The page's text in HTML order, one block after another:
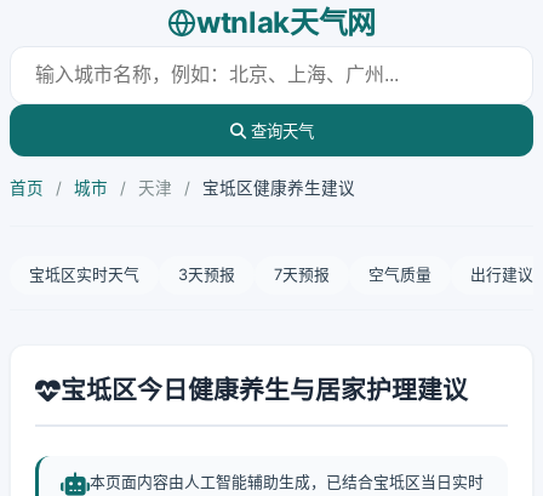
wtnlak天气网
查询天气
首页 / 城市 / 天津 / 宝坻区健康养生建议
宝坻区实时天气 3天预报 7天预报 空气质量 出行建议
宝坻区今日健康养生与居家护理建议
本页面内容由人工智能辅助生成，已结合宝坻区当日实时